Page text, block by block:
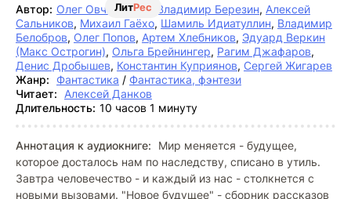
ЛитРес
Автор: Олег Овчинников, Владимир Березин, Алексей
Сальников, Михаил Гаёхо, Шамиль Идиатуллин, Владимир
Белобров, Олег Попов, Артем Хлебников, Эдуард Веркин
(Макс Острогин), Ольга Брейнингер, Рагим Джафаров,
Денис Дробышев, Константин Куприянов, Сергей Жигарев
Жанр:
Фантастика / Фантастика, фэнтези
Читает:
Алексей Данков
Длительность: 10 часов 1 минуту
Аннотация к аудиокниге:
Мир меняется - будущее,
которое досталось нам по наследству, списано в утиль.
Завтра человечество - и каждый из нас - столкнется с
новыми вызовами. "Новое будущее" - сборник рассказов